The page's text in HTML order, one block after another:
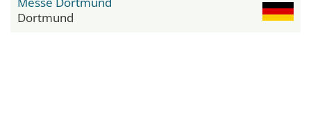
Dortmund